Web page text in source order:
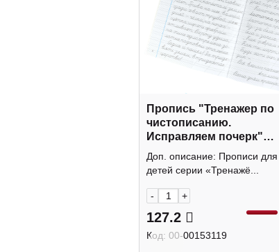
Пропись "Тренажер по
чистописанию.
Исправляем почерк"
72618 Феникс+
Доп. описание: Прописи для
детей серии «Тренажё...
- +
127.2
Код: 00-00153119